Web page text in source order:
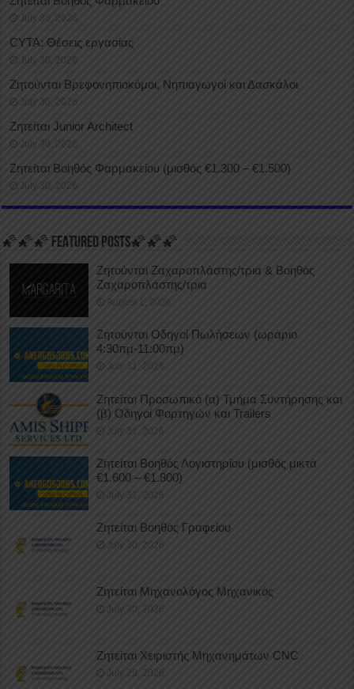
July 30, 2026
CYTA: Θέσεις εργασίας
July 30, 2026
Ζητούνται Βρεφονηπιοκόμοι, Νηπιαγωγοί και Δασκάλοι
July 30, 2026
Ζητείται Junior Architect
July 30, 2026
Ζητείται Βοηθός Φαρμακείου (μισθός €1.300 – €1.500)
July 30, 2026
🌠🌠🌠 FEATURED POSTS🌠🌠🌠
Ζητούνται Ζαχαροπλάστης/τρια & Βοηθός
Ζαχαροπλάστης/τρια
August 1, 2026
Ζητούνται Οδηγοί Πωλήσεων (ωράριο
4:30πμ-11:00πμ)
July 31, 2026
Ζητείται Προσωπικό (α) Τμήμα Συντήρησης και
(β) Οδηγοί Φορτηγών και Trailers
July 31, 2026
Ζητείται Βοηθός Λογιστηρίου (μισθός μικτά
€1.600 – €1.800)
July 31, 2026
Ζητείται Βοηθός Γραφείου
July 30, 2026
Ζητείται Μηχανολόγος Μηχανικός
July 30, 2026
Ζητείται Χειριστής Μηχανημάτων CNC
July 29, 2026